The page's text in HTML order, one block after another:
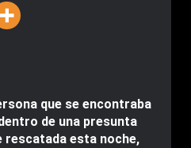
que se encontraba
de una presunta
rescatada esta noche,